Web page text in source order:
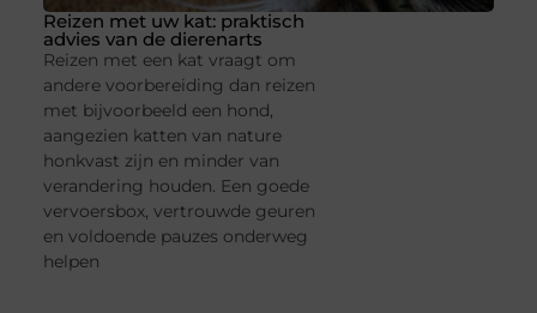
Reizen met uw kat: praktisch
advies van de dierenarts
Reizen met een kat vraagt om
andere voorbereiding dan reizen
met bijvoorbeeld een hond,
aangezien katten van nature
honkvast zijn en minder van
verandering houden. Een goede
vervoersbox, vertrouwde geuren
en voldoende pauzes onderweg
helpen